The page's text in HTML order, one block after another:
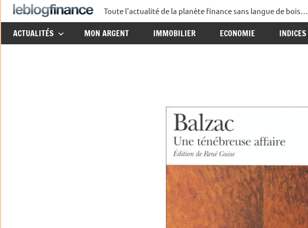
Aller
au
contenu
Le
Blog
Toute l'actualité de la planète finance sans langue de bois…
ACTUALITÉS MON ARGENT IMMOBILIER ECONOMIE INDICES